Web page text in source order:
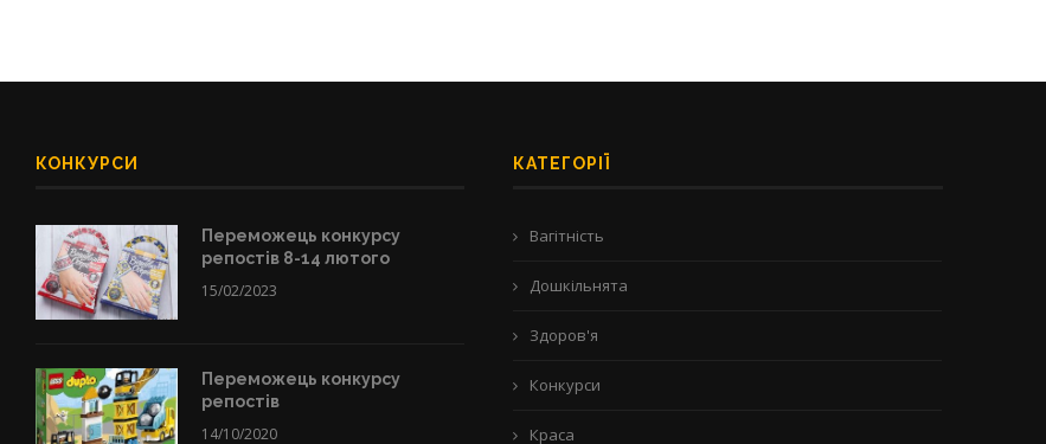
КОНКУРСИ
Переможець конкурсу
репостів 8-14 лютого
15/02/2023
Переможець конкурсу
репостів
14/10/2020
КАТЕГОРІЇ
Вагітність
Дошкільнята
Здоров'я
Конкурси
Краса